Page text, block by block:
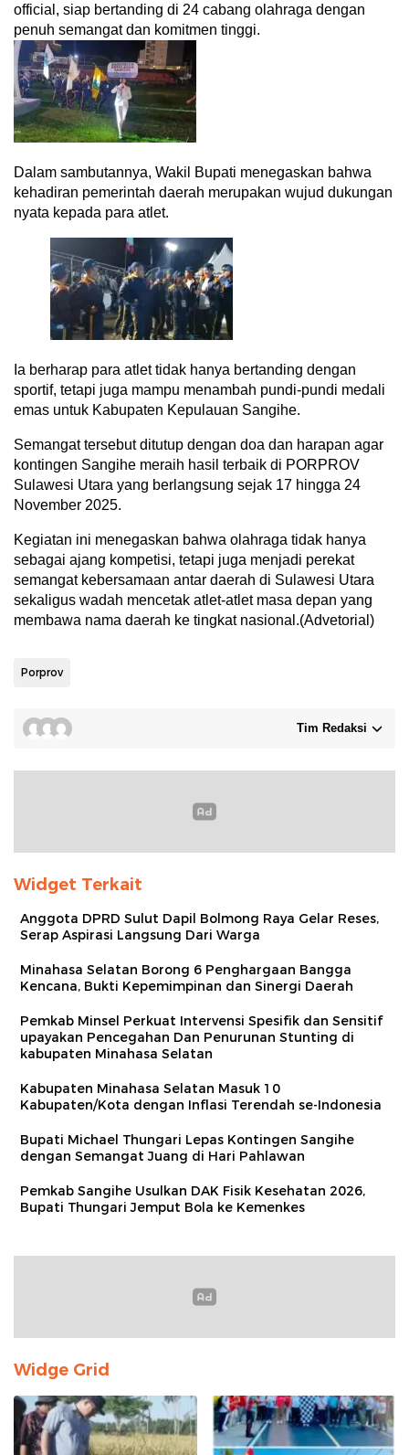
official, siap bertanding di 24 cabang olahraga dengan
penuh semangat dan komitmen tinggi.
Dalam sambutannya, Wakil Bupati menegaskan bahwa
kehadiran pemerintah daerah merupakan wujud dukungan
nyata kepada para atlet.
Ia berharap para atlet tidak hanya bertanding dengan
sportif, tetapi juga mampu menambah pundi-pundi medali
emas untuk Kabupaten Kepulauan Sangihe.
Semangat tersebut ditutup dengan doa dan harapan agar
kontingen Sangihe meraih hasil terbaik di PORPROV
Sulawesi Utara yang berlangsung sejak 17 hingga 24
November 2025.
Kegiatan ini menegaskan bahwa olahraga tidak hanya
sebagai ajang kompetisi, tetapi juga menjadi perekat
semangat kebersamaan antar daerah di Sulawesi Utara
sekaligus wadah mencetak atlet-atlet masa depan yang
membawa nama daerah ke tingkat nasional.(Advetorial)
Porprov
Tim Redaksi
Widget Terkait
Anggota DPRD Sulut Dapil Bolmong Raya Gelar Reses,
Serap Aspirasi Langsung Dari Warga
Minahasa Selatan Borong 6 Penghargaan Bangga
Kencana, Bukti Kepemimpinan dan Sinergi Daerah
Pemkab Minsel Perkuat Intervensi Spesifik dan Sensitif
upayakan Pencegahan Dan Penurunan Stunting di
kabupaten Minahasa Selatan
Kabupaten Minahasa Selatan Masuk 10
Kabupaten/Kota dengan Inflasi Terendah se-Indonesia
Bupati Michael Thungari Lepas Kontingen Sangihe
dengan Semangat Juang di Hari Pahlawan
Pemkab Sangihe Usulkan DAK Fisik Kesehatan 2026,
Bupati Thungari Jemput Bola ke Kemenkes
Widge Grid